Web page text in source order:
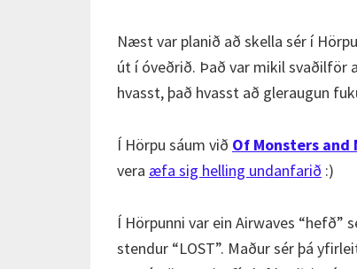
Næst var planið að skella sér í
út í óveðrið. Það var mikil svaðilför
hvasst, það hvasst að gleraugun
Í Hörpu sáum við Of Monsters and
vera æfa sig helling undanfarið :)
Í Hörpunni var ein Airwaves “hefð”
stendur “LOST”. Maður sér þá